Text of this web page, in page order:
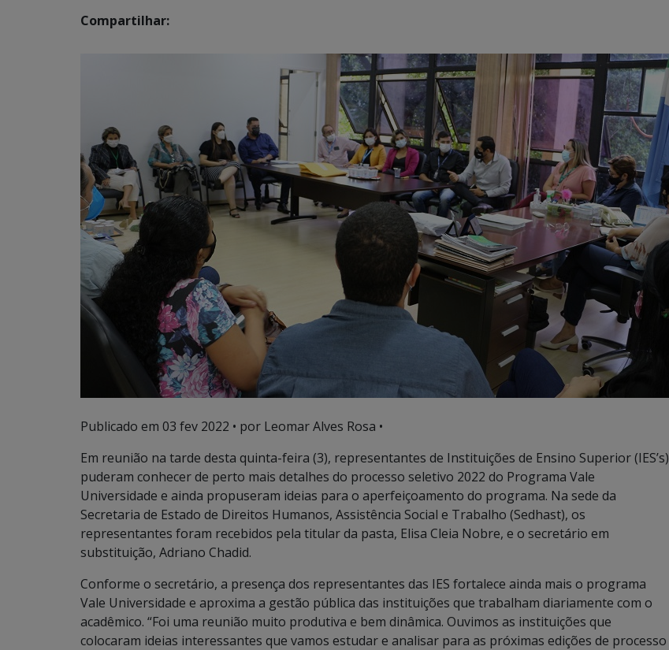
Compartilhar:
Publicado em 03 fev 2022 • por Leomar Alves Rosa •
Em reunião na tarde desta quinta-feira (3), representantes de Instituições de Ensino Superior (IES’s)
puderam conhecer de perto mais detalhes do processo seletivo 2022 do Programa Vale
Universidade e ainda propuseram ideias para o aperfeiçoamento do programa. Na sede da
Secretaria de Estado de Direitos Humanos, Assistência Social e Trabalho (Sedhast), os
representantes foram recebidos pela titular da pasta, Elisa Cleia Nobre, e o secretário em
substituição, Adriano Chadid.
Conforme o secretário, a presença dos representantes das IES fortalece ainda mais o programa
Vale Universidade e aproxima a gestão pública das instituições que trabalham diariamente com o
acadêmico. “Foi uma reunião muito produtiva e bem dinâmica. Ouvimos as instituições que
colocaram ideias interessantes que vamos estudar e analisar para as próximas edições de processo